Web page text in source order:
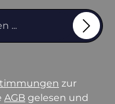
zur
AGB gelesen und